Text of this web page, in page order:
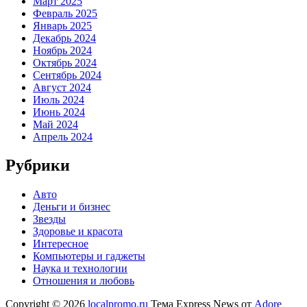
Февраль 2025
Январь 2025
Декабрь 2024
Ноябрь 2024
Октябрь 2024
Сентябрь 2024
Август 2024
Июль 2024
Июнь 2024
Май 2024
Апрель 2024
Рубрики
Авто
Деньги и бизнес
Звезды
Здоровье и красота
Интересное
Компьютеры и гаджеты
Наука и технологии
Отношения и любовь
Copyright © 2026 localpromo.ru Тема Express News от Adore